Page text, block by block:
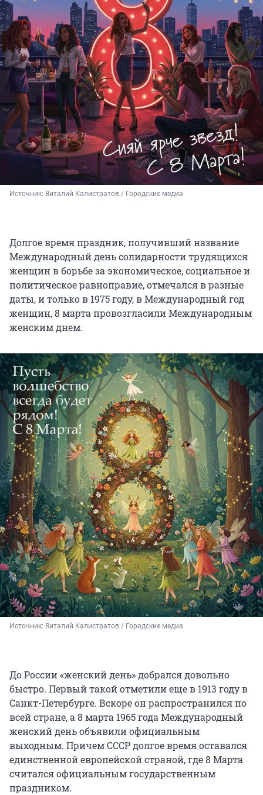
Источник: Виталий Калистратов / Городские медиа
Долгое время праздник, получивший название
Международный день солидарности трудящихся
женщин в борьбе за экономическое, социальное и
политическое равноправие, отмечался в разные
даты, и только в 1975 году, в Международный год
женщин, 8 марта провозгласили Международным
женским днем.
Источник: Виталий Калистратов / Городские медиа
До России «женский день» добрался довольно
быстро. Первый такой отметили еще в 1913 году в
Санкт-Петербурге. Вскоре он распространился по
всей стране, а 8 марта 1965 года Международный
женский день объявили официальным
выходным. Причем СССР долгое время оставался
единственной европейской страной, где 8 Марта
считался официальным государственным
праздником.